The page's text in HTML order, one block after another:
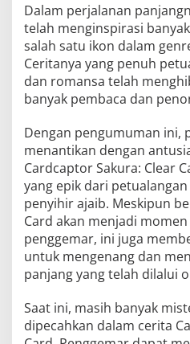
Dalam perjalanan
telah menginspirasi
salah satu ikon dalam
Ceritanya yang penuh
dan romansa telah
banyak pembaca dan
Dengan pengumuman ini,
menantikan dengan
Cardcaptor Sakura: Clear
yang epik dari
penyihir ajaib. Meskipun
Card akan menjadi
penggemar, ini juga
untuk mengenang dan
panjang yang telah dilalui
Saat ini, masih banyak
dipecahkan dalam cerita